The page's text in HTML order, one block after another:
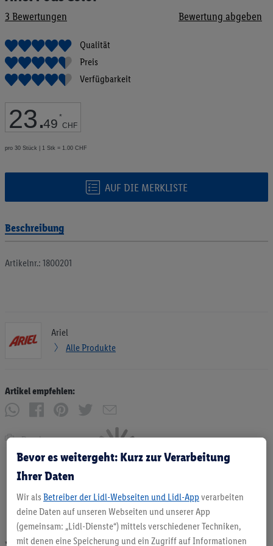
3 Bewertungen Bewertung abgeben
Qualität
Preis
Verfügbarkeit
23.49 *
CHF
pro 30 Stück | 1 Stk = 1.00 CHF
AUF DIE MERKLISTE
springen
Beschreibung
Artikelnr.: 1800201
Ariel
Alle Produkte
Artikel empfehlen:
Drucken
Bevor es weitergeht: Kurz zur Verarbeitung
Ihrer Daten
Wir als Betreiber der Lidl-Webseiten und Lidl-App verarbeiten
deine Daten auf unseren Webseiten und unserer App
(gemeinsam: „Lidl-Dienste“) mittels verschiedener Techniken,
mit denen eine Speicherung und ein Zugriff auf Informationen